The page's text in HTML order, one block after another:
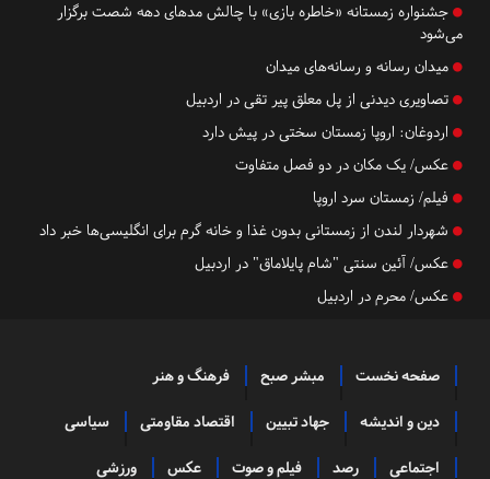
جشنواره زمستانه «خاطره بازی» با چالش مدهای دهه شصت برگزار
می‌شود
میدان رسانه و رسانه‌های میدان
تصاویری دیدنی از پل معلق پیر تقی در اردبیل
اردوغان: اروپا زمستان سختی در پیش دارد
عکس/ یک مکان در دو فصل متفاوت
فیلم/ زمستان سرد اروپا
شهردار لندن از زمستانی بدون غذا و خانه گرم برای انگلیسی‌ها خبر داد
عکس/ آئین سنتی "شام پایلاماق" در اردبیل
عکس/ محرم در اردبیل
صفحه نخست مبشر صبح فرهنگ و هنر
دین و اندیشه جهاد تبیین اقتصاد مقاومتی سیاسی
اجتماعی رصد فیلم و صوت عکس ورزشی